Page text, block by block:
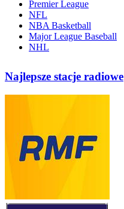
Premier League
NFL
NBA Basketball
Major League Baseball
NHL
Najlepsze stacje radiowe